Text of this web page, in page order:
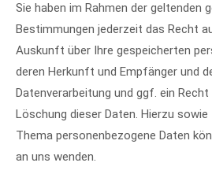
Sie haben im Rahmen der geltenden
Bestimmungen jederzeit das Recht
Auskunft über Ihre gespeicherten
deren Herkunft und Empfänger und
Datenverarbeitung und ggf. ein
Löschung dieser Daten. Hierzu
Thema personenbezogene Daten
an uns wenden.